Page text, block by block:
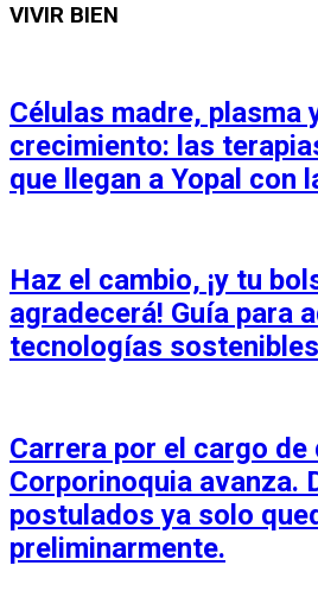
VIVIR BIEN
Células madre, plasma
crecimiento: las
que llegan a Yopal con
Haz el cambio, ¡y tu
agradecerá! Guía para
tecnologías
Carrera por el cargo
Corporinoquia avanza.
postulados ya solo
preliminarmente.